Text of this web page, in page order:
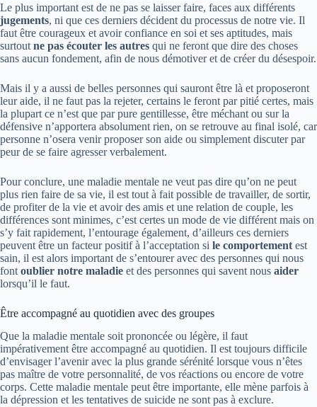
Le plus important est de ne pas se laisser faire, faces aux différents
jugements, ni que ces derniers décident du processus de notre vie. Il
faut être courageux et avoir confiance en soi et ses aptitudes, mais
surtout ne pas écouter les autres qui ne feront que dire des choses
sans aucun fondement, afin de nous démotiver et de créer du désespoir.
Mais il y a aussi de belles personnes qui sauront être là et proposeront
leur aide, il ne faut pas la rejeter, certains le feront par pitié certes, mais
la plupart ce n’est que par pure gentillesse, être méchant ou sur la
défensive n’apportera absolument rien, on se retrouve au final isolé, car
personne n’osera venir proposer son aide ou simplement discuter par
peur de se faire agresser verbalement.
Pour conclure, une maladie mentale ne veut pas dire qu’on ne peut
plus rien faire de sa vie, il est tout à fait possible de travailler, de sortir,
de profiter de la vie et avoir des amis et une relation de couple, les
différences sont minimes, c’est certes un mode de vie différent mais on
s’y fait rapidement, l’entourage également, d’ailleurs ces derniers
peuvent être un facteur positif à l’acceptation si le comportement est
sain, il est alors important de s’entourer avec des personnes qui nous
font oublier notre maladie et des personnes qui savent nous aider
lorsqu’il le faut.
Être accompagné au quotidien avec des groupes
Que la maladie mentale soit prononcée ou légère, il faut
impérativement être accompagné au quotidien. Il est toujours difficile
d’envisager l’avenir avec la plus grande sérénité lorsque vous n’êtes
pas maître de votre personnalité, de vos réactions ou encore de votre
corps. Cette maladie mentale peut être importante, elle mène parfois à
la dépression et les tentatives de suicide ne sont pas à exclure.